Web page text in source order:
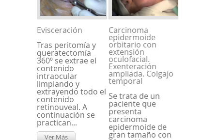
Evisceración
Tras peritomía y
queratectomía
360º se extrae el
contenido
intraocular
limpiando y
extrayendo todo el
contenido
retinouveal. A
continuación se
practican...
Ver Más
Carcinoma
epidermoide
orbitario con
extensión
oculofacial.
Exenteración
ampliada. Colgajo
temporal
Se trata de un
paciente que
presenta
carcinoma
epidermoide de
gran tamaño con